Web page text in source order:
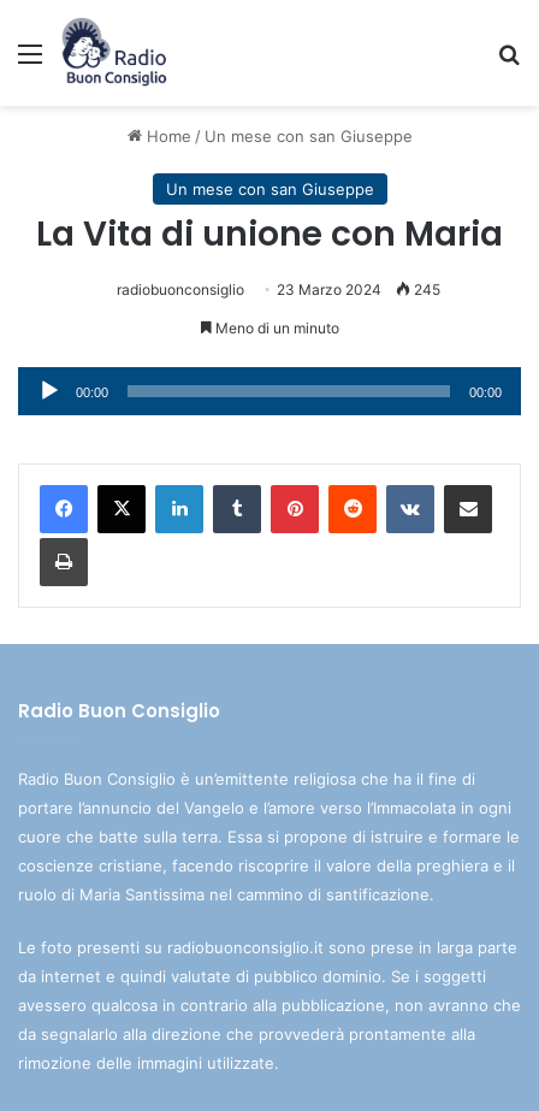
Menu
Home / Un mese con san Giuseppe
Un mese con san Giuseppe
La Vita di unione con Maria
radiobuonconsiglio 23 Marzo 2024 245
Meno di un minuto
Audio
Player
00:00 00:00
Radio Buon Consiglio
Radio Buon Consiglio è un’emittente religiosa che ha il fine di
portare l’annuncio del Vangelo e l’amore verso l’Immacolata in ogni
cuore che batte sulla terra. Essa si propone di istruire e formare le
coscienze cristiane, facendo riscoprire il valore della preghiera e il
ruolo di Maria Santissima nel cammino di santificazione.
Le foto presenti su radiobuonconsiglio.it sono prese in larga parte
da internet e quindi valutate di pubblico dominio. Se i soggetti
avessero qualcosa in contrario alla pubblicazione, non avranno che
da segnalarlo alla direzione che provvederà prontamente alla
rimozione delle immagini utilizzate.